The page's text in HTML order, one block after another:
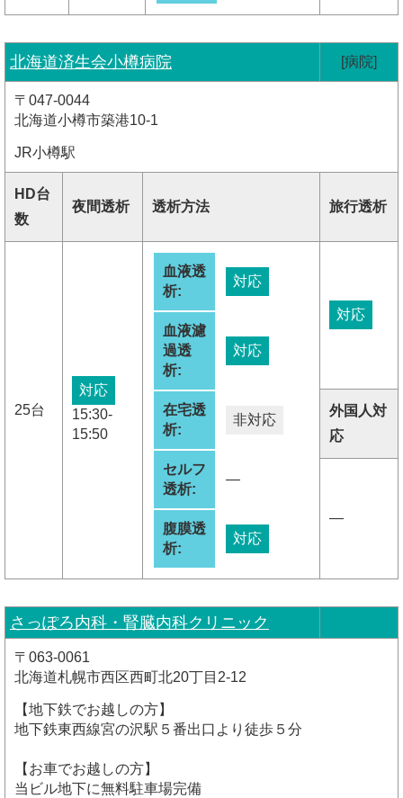
北海道済生会小樽病院 [病院]
〒047-0044
北海道小樽市築港10-1
JR小樽駅
HD台
数
夜間透析 透析方法 旅行透析
25台
対応
15:30-
15:50
血液透
析:
対応
血液濾
過透
析:
対応
在宅透
析:
非対応
セルフ
透析:
―
腹膜透
析:
対応
対応
外国人対
応
―
さっぽろ内科・腎臓内科クリニック
〒063-0061
北海道札幌市西区西町北20丁目2-12
【地下鉄でお越しの方】
地下鉄東西線宮の沢駅５番出口より徒歩５分
【お車でお越しの方】
当ビル地下に無料駐車場完備